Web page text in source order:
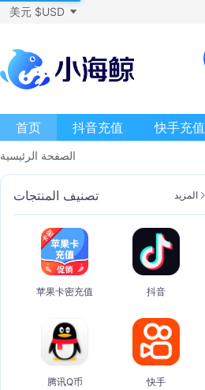
美元 $USD
首页 抖音充值 快手充值
الصفحة الرئيسية
تصنيف المنتجات المزيد
苹果卡密充值 抖音
腾讯Q币 快手